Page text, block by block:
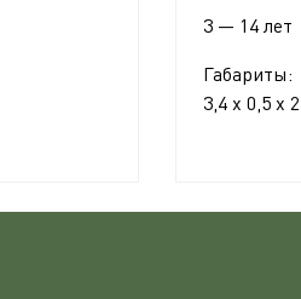
3 — 14 лет
Габариты:
3,4 x 0,5 x